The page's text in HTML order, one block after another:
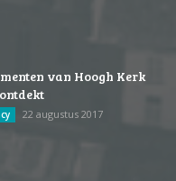
van Hoogh Kerk
22 augustus 2017